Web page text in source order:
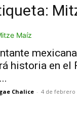
historia en el
Chalice - 4 de febrero